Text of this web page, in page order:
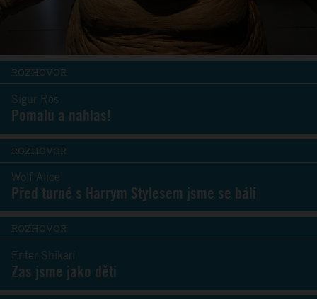
ROZHOVOR
Sigur Rós
Pomalu a nahlas!
ROZHOVOR
Wolf Alice
Před turné s Harrym Stylesem jsme se báli
ROZHOVOR
Enter Shikari
Zas jsme jako děti